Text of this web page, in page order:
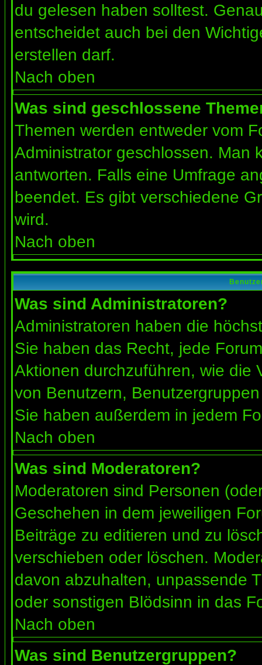
du gelesen haben solltest.
entscheidet auch bei den
erstellen darf.
Nach oben
Was sind geschlossene
Themen werden entweder vom
Administrator geschlossen. Man
antworten. Falls eine Umfrage
beendet. Es gibt verschiedene
wird.
Nach oben
Was sind Administratoren?
Administratoren haben die
Sie haben das Recht, jede
Aktionen durchzuführen, wie die
von Benutzern,
Sie haben außerdem in jedem
Nach oben
Was sind Moderatoren?
Moderatoren sind Personen
Geschehen in dem jeweiligen
Beiträge zu editieren und zu
verschieben oder löschen.
davon abzuhalten, unpassende
oder sonstigen Blödsinn in das
Nach oben
Was sind Benutzergruppen?